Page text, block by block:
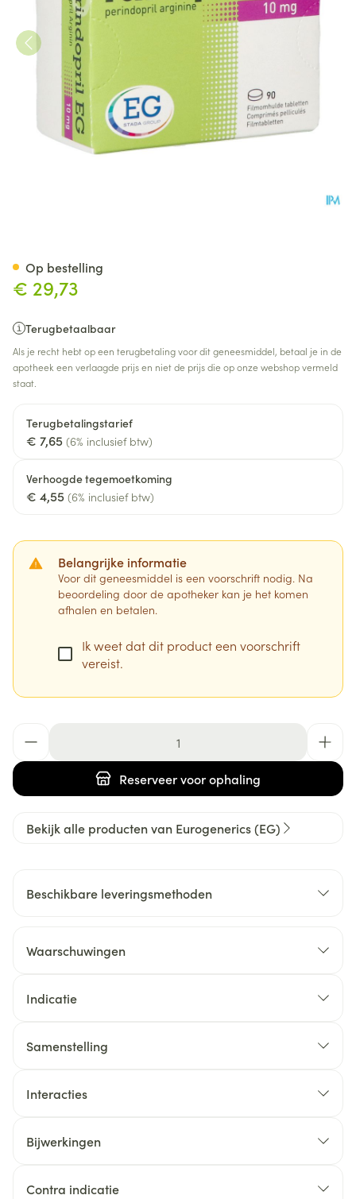
€ 29,73
Terugbetaalbaar
Als je recht hebt op een terugbetaling voor dit geneesmiddel, betaal je in de
apotheek een verlaagde prijs en niet de prijs die op onze webshop vermeld
staat.
Terugbetalingstarief
€ 7,65 (6% inclusief btw)
Verhoogde tegemoetkoming
€ 4,55 (6% inclusief btw)
Belangrijke informatie
Voor dit geneesmiddel is een voorschrift nodig. Na
beoordeling door de apotheker kan je het komen
afhalen en betalen.
Ik weet dat dit product een voorschrift
vereist.
Reserveervoor ophaling
Op bestelling
Bekijk alle producten van Eurogenerics (EG)
Beschikbare leveringsmethoden
Waarschuwingen
Indicatie
Samenstelling
Interacties
Bijwerkingen
Contra indicatie